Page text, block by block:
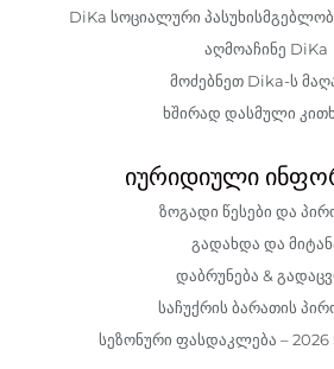
DiKa სოციალური
აღმოაჩინე DiKa
მოძებნეთ Dika-ს
ხშირად დასმული
იურიდიული
ზოგადი წესები და
გადახდა და
დაბრუნება &
საჩუქრის ბარათის
სეზონური ფასდაკლება – 2026